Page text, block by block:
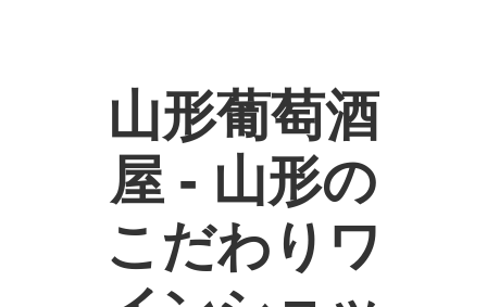
山形葡萄酒
屋 - 山形の
こだわりワ